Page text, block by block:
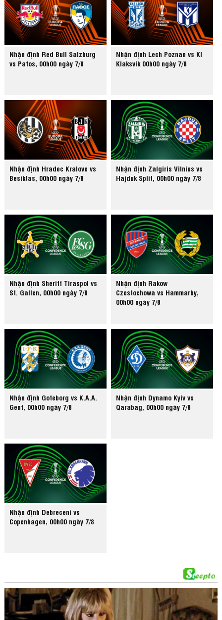
Nhận định Red Bull Salzburg
vs Pafos, 00h00 ngày 7/8
Nhận định Lech Poznan vs KI
Klaksvik 00h00 ngày 7/8
Nhận định Hradec Kralove vs
Besiktas, 00h00 ngày 7/8
Nhận định Zalgiris Vilnius vs
Hajduk Split, 00h00 ngày 7/8
Nhận định Sheriff Tiraspol vs
St. Gallen, 00h00 ngày 7/8
Nhận định Rakow
Czestochowa vs Hammarby,
00h00 ngày 7/8
Nhận định Goteborg vs K.A.A.
Gent, 00h00 ngày 7/8
Nhận định Dynamo Kyiv vs
Qarabag, 00h00 ngày 7/8
Nhận định Debreceni vs
Copenhagen, 00h00 ngày 7/8